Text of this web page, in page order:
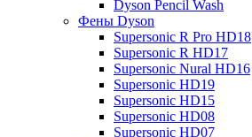
Dyson Pencil Wash
Фены Dyson
Supersonic R Pro HD18
Supersonic R HD17
Supersonic Nural HD16
Supersonic HD19
Supersonic HD15
Supersonic HD08
Supersonic HD07